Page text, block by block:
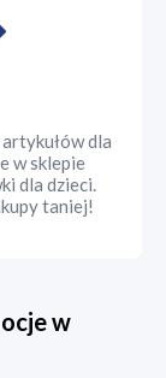
dla
w sklepie
dla dzieci.
taniej!
w